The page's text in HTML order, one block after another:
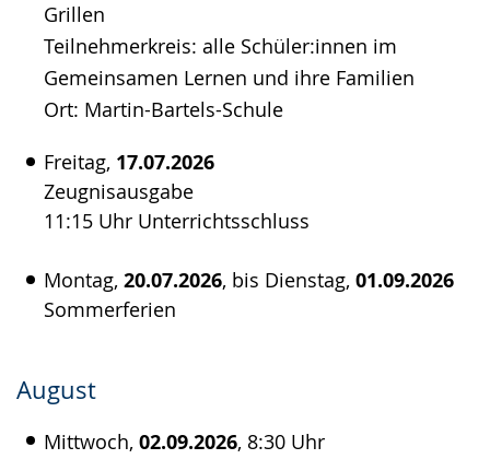
Grillen
Teilnehmerkreis: alle Schüler:innen im
Gemeinsamen Lernen und ihre Familien
Ort: Martin-Bartels-Schule
Freitag, 17.07.2026
Zeugnisausgabe
11:15 Uhr Unterrichtsschluss
Montag, 20.07.2026, bis Dienstag, 01.09.2026
Sommerferien
August
Mittwoch, 02.09.2026, 8:30 Uhr